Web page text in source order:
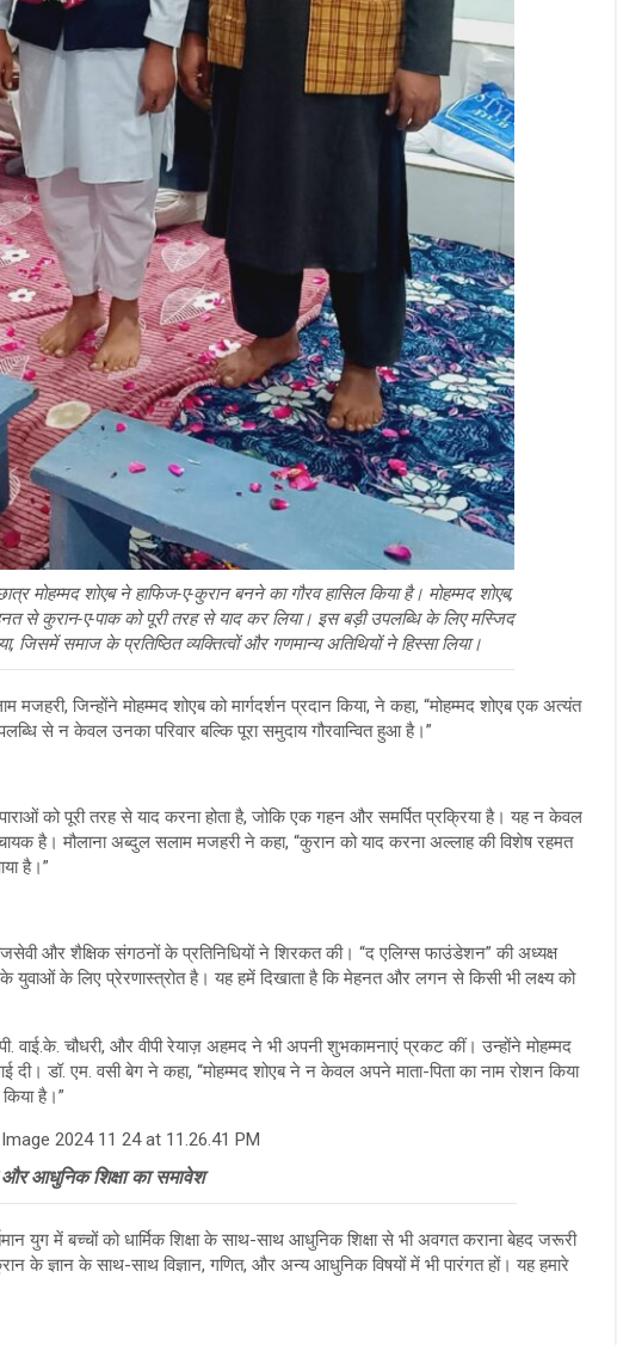
मोहम्मद शोएब ने हाफिज-ए-कुरान बनने का गौरव हासिल किया है। मोहम्मद शोएब,
कुरान-ए-पाक को पूरी तरह से याद कर लिया। इस बड़ी उपलब्धि के लिए मस्जिद
जिसमें समाज के प्रतिष्ठित व्यक्तित्वों और गणमान्य अतिथियों ने हिस्सा लिया।
जिन्होंने मोहम्मद शोएब को मार्गदर्शन प्रदान किया, ने कहा, “मोहम्मद शोएब एक अत्यंत
से न केवल उनका परिवार बल्कि पूरा समुदाय गौरवान्वित हुआ है।”
को पूरी तरह से याद करना होता है, जोकि एक गहन और समर्पित प्रक्रिया है। यह न केवल
है। मौलाना अब्दुल सलाम मजहरी ने कहा, “कुरान को याद करना अल्लाह की विशेष रहमत
है।”
और शैक्षिक संगठनों के प्रतिनिधियों ने शिरकत की। “द एलिग्स फाउंडेशन” की अध्यक्ष
युवाओं के लिए प्रेरणास्त्रोत है। यह हमें दिखाता है कि मेहनत और लगन से किसी भी लक्ष्य को
वाई.के. चौधरी, और वीपी रेयाज़ अहमद ने भी अपनी शुभकामनाएं प्रकट कीं। उन्होंने मोहम्मद
दी। डॉ. एम. वसी बेग ने कहा, “मोहम्मद शोएब ने न केवल अपने माता-पिता का नाम रोशन किया
है।”
आधुनिक शिक्षा का समावेश
युग में बच्चों को धार्मिक शिक्षा के साथ-साथ आधुनिक शिक्षा से भी अवगत कराना बेहद जरूरी
के ज्ञान के साथ-साथ विज्ञान, गणित, और अन्य आधुनिक विषयों में भी पारंगत हों। यह हमारे